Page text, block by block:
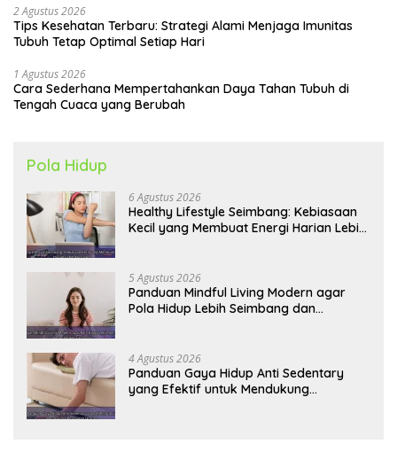
2 Agustus 2026
Tips Kesehatan Terbaru: Strategi Alami Menjaga Imunitas
Tubuh Tetap Optimal Setiap Hari
1 Agustus 2026
Cara Sederhana Mempertahankan Daya Tahan Tubuh di
Tengah Cuaca yang Berubah
Pola Hidup
6 Agustus 2026
Healthy Lifestyle Seimbang: Kebiasaan
Kecil yang Membuat Energi Harian Lebih
5 Agustus 2026
Panduan Mindful Living Modern agar
Pola Hidup Lebih Seimbang dan
4 Agustus 2026
Panduan Gaya Hidup Anti Sedentary
yang Efektif untuk Mendukung